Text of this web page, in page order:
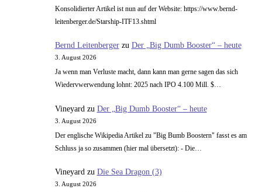
Konsolidierter Artikel ist nun auf der Website: https://www.bernd-
leitenberger.de/Starship-ITF13.shtml
Bernd Leitenbergerzu Der „Big Dumb Booster“ – heute
3. August 2026
Ja wenn man Verluste macht, dann kann man gerne sagen das sich
Wiedervwerwendung lohnt: 2025 nach IPO 4.100 Mill. $…
Vineyard zu Der „Big Dumb Booster“ – heute
3. August 2026
Der englische Wikipedia Artikel zu "Big Bumb Boostern" fasst es am
Schluss ja so zusammen (hier mal übersetzt): - Die…
Vineyardzu Die Sea Dragon (3)
3. August 2026